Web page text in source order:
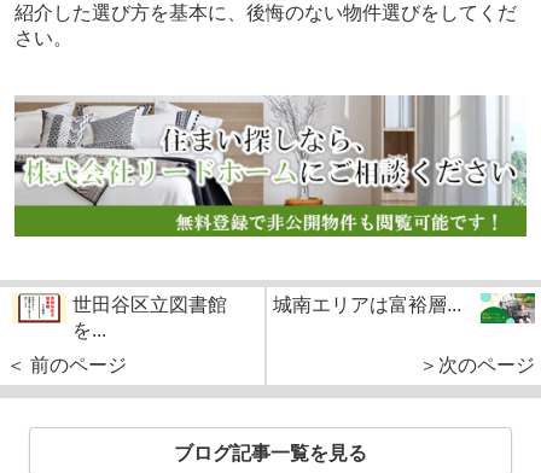
紹介した選び方を基本に、後悔のない物件選びをしてくだ
さい。
世田谷区立図書館
を...
＜ 前のページ
城南エリアは富裕層...
＞次のページ
ブログ記事一覧を見る